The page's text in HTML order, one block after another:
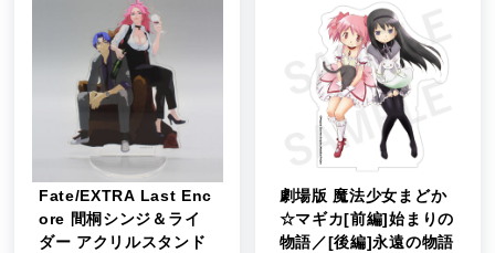
Fate/EXTRA Last Enc
ore 間桐シンジ＆ライ
ダー アクリルスタンド
劇場版 魔法少女まどか
☆マギカ[前編]始まりの
物語／[後編]永遠の物語